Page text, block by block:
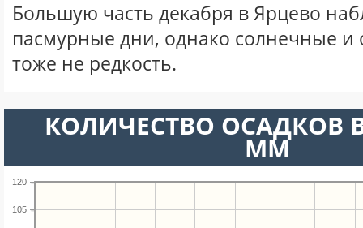
Большую часть декабря в Ярцево
пасмурные дни, однако солнечные
тоже не редкость.
КОЛИЧЕСТВО ОСАДКОВ
ММ
105
120